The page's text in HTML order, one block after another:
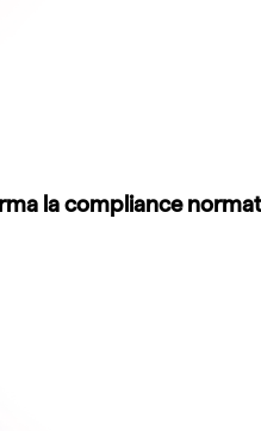
la compliance